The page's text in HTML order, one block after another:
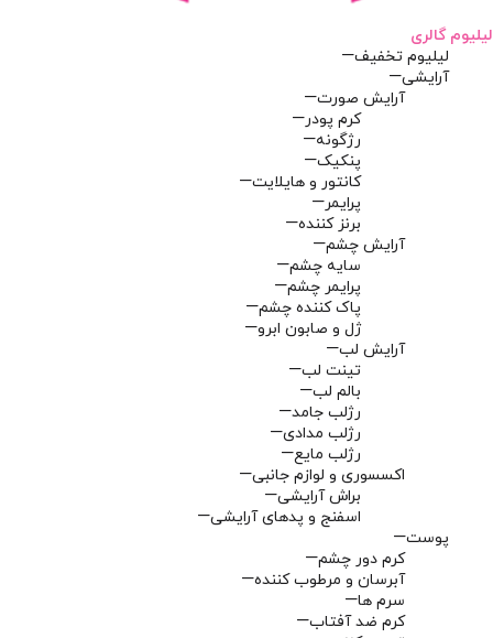
لیلیوم گالری
لیلیوم تخفیف
آرایشی
آرایش صورت
کرم پودر
رژگونه
پنکیک
کانتور و هایلایت
پرایمر
برنز کننده
آرایش چشم
سایه چشم
پرایمر چشم
پاک کننده چشم
ژل و صابون ابرو
آرایش لب
تینت لب
بالم لب
رژلب جامد
رژلب مدادی
رژلب مایع
اکسسوری و لوازم جانبی
براش آرایشی
اسفنج و پدهای آرایشی
پوست
کرم دور چشم
آبرسان و مرطوب کننده
سرم ها
کرم ضد آفتاب